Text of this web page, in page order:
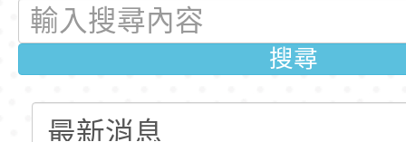
「115年食農教育專
訓練課程」，歡迎已
育專業人員資格者報
錄取公告-桃園市桃
民小學115學年度「
理人員」甄選
東門國小115學年度
梯特教代課教師甄選
錄取公告-桃園市桃
搜尋